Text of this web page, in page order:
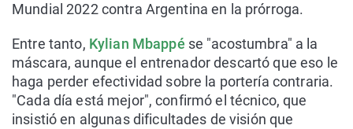
Mundial 2022 contra Argentina en la prórroga.
Entre tanto, Kylian Mbappé se "acostumbra" a la
máscara, aunque el entrenador descartó que eso le
haga perder efectividad sobre la portería contraria.
"Cada día está mejor", confirmó el técnico, que
insistió en algunas dificultades de visión que